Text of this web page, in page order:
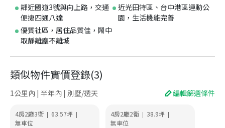
鄰近國道3號與向上路，交通
便捷四通八達
近光田特區、台中港區運動公
園，生活機能完善
優質社區，居住品質佳，鬧中
取靜離塵不離城
類似物件實價登錄(3)
1公里內 | 半年內 | 別墅/透天 編輯篩選條件
4房2廳3衛 | 63.57坪 |
無車位
4房2廳2衛 | 38.9坪 |
無車位